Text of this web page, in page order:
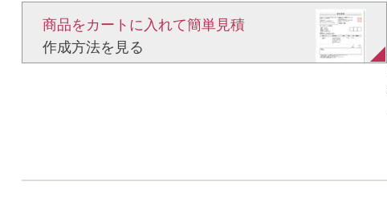
商品をカートに入れて簡単見積​
作成方法を見る​​